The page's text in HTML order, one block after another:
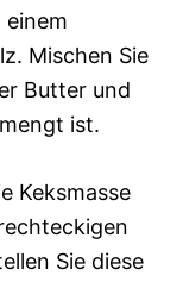
einem
Mischen Sie
Butter und
ist.
Keksmasse
Sie diese